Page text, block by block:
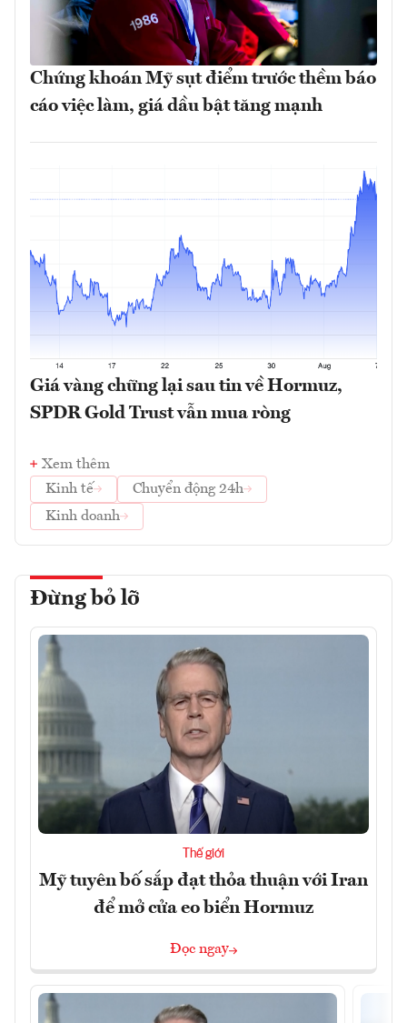
Chứng khoán Mỹ sụt điểm trước thềm báo
cáo việc làm, giá dầu bật tăng mạnh
Giá vàng chững lại sau tin về Hormuz,
SPDR Gold Trust vẫn mua ròng
Xem thêm
Kinh tế
Chuyển động 24h
Kinh doanh
Đừng bỏ lỡ
Thế giới
Mỹ tuyên bố sắp đạt thỏa thuận với Iran
để mở cửa eo biển Hormuz
Đọc ngay